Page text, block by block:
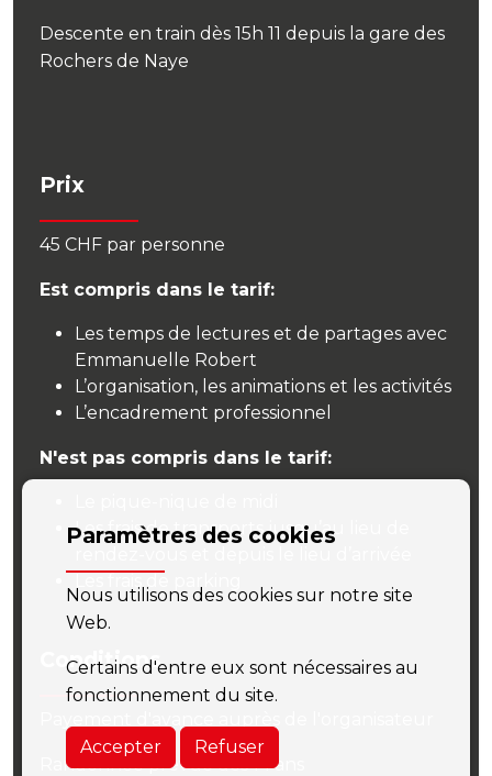
Paramètres des cookies
Nous utilisons des cookies sur notre site
Web.
Certains d'entre eux sont nécessaires au
fonctionnement du site.
Accepter Refuser
Descente en train dès 15h 11 depuis la gare des
Rochers de Naye
Prix
45 CHF par personne
Est compris dans le tarif:
Les temps de lectures et de partages avec
Emmanuelle Robert
L’organisation, les animations et les activités
L’encadrement professionnel
N'est pas compris dans le tarif:
Les frais de transports jusqu’au lieu de
Conditions
Randonnée prévue dès 14 ans